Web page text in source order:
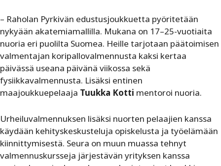
– Raholan Pyrkivän edustusjoukkuetta pyöritetään
nykyään akatemiamallilla. Mukana on 17–25-vuotiaita
nuoria eri puolilta Suomea. Heille tarjotaan päätoimisen
valmentajan koripallovalmennusta kaksi kertaa
päivässä useana päivänä viikossa sekä
fysiikkavalmennusta. Lisäksi entinen
maajoukkuepelaaja Tuukka Kotti mentoroi nuoria.
Urheiluvalmennuksen lisäksi nuorten pelaajien kanssa
käydään kehityskeskusteluja opiskelusta ja työelämään
kiinnittymisestä. Seura on muun muassa tehnyt
valmennuskursseja järjestävän yrityksen kanssa